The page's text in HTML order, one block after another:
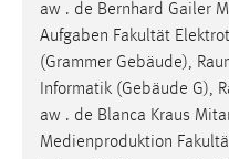
aw . de Bernhard Gailer
Aufgaben Fakultät
(Grammer Gebäude),
Informatik (Gebäude G),
aw . de Blanca Kraus
Medienproduktion